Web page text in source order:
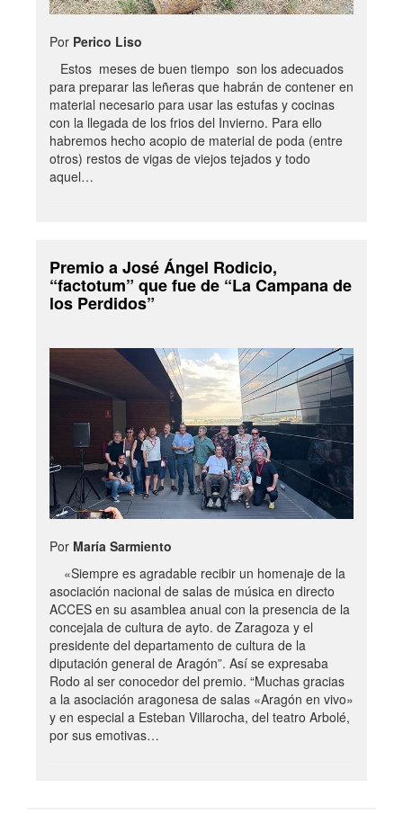
Por Perico Liso
Estos meses de buen tiempo son los adecuados
para preparar las leñeras que habrán de contener en
material necesario para usar las estufas y cocinas
con la llegada de los frios del Invierno. Para ello
habremos hecho acopio de material de poda (entre
otros) restos de vigas de viejos tejados y todo
aquel…
Premio a José Ángel Rodicio,
“factotum” que fue de “La Campana de
los Perdidos”
Por María Sarmiento
«Siempre es agradable recibir un homenaje de la
asociación nacional de salas de música en directo
ACCES en su asamblea anual con la presencia de la
concejala de cultura de ayto. de Zaragoza y el
presidente del departamento de cultura de la
diputación general de Aragón”. Así se expresaba
Rodo al ser conocedor del premio. “Muchas gracias
a la asociación aragonesa de salas «Aragón en vivo»
y en especial a Esteban Villarocha, del teatro Arbolé,
por sus emotivas…